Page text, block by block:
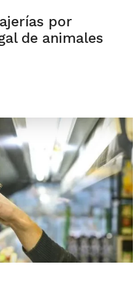
por
de animales